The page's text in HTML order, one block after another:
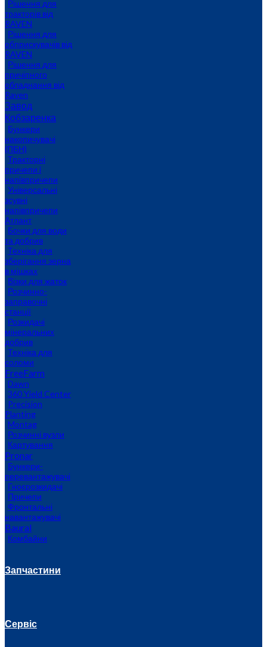
Рішення для
тракторів від
RAVEN
Рішення для
обприскувачів від
RAVEN
Рішення для
причіпного
обладнання від
Raven
Завод
Кобзаренка
Бункери
накопичувачі
(ПБН)
Тракторні
причепи i
напiвпричепи
Універсальні
зсувні
напівпричепи
Атлант
Бочки для води
та добрив
Техніка для
зберігання зерна
в мішках
Візки для жаток
Розчинно-
заправочні
станції
Розкидачі
мінеральних
добрив
Техніка для
соломи
FreeFarm
Dawn
360 Yield Center
Precision
Planting
Montag
Розчинні вузли
Картування
Pronar
Бункери-
перевантажувачі
Гноєрозкидачі
Причепи
Фронтальні
навантажувачі
Baural
Комбайни
Запчастини
Сервіс